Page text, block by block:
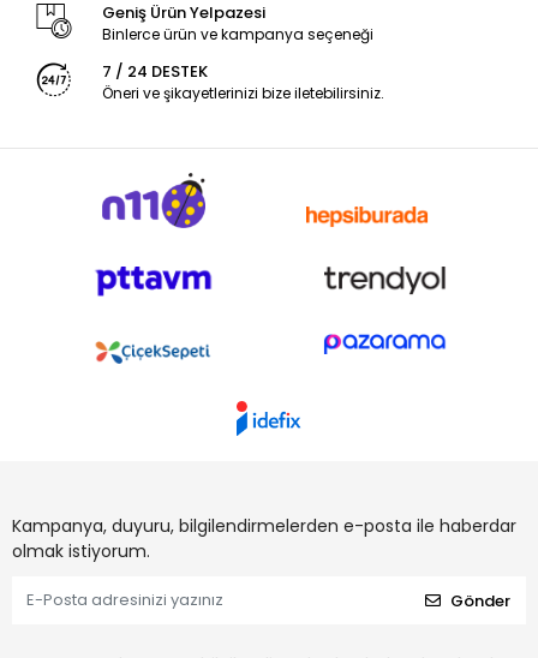
Geniş Ürün Yelpazesi
Binlerce ürün ve kampanya seçeneği
7 / 24 DESTEK
Öneri ve şikayetlerinizi bize iletebilirsiniz.
Kampanya, duyuru, bilgilendirmelerden e-posta ile haberdar
olmak istiyorum.
Gönder